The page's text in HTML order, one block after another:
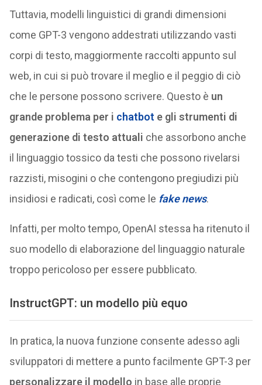
Tuttavia, modelli linguistici di grandi dimensioni
come GPT-3 vengono addestrati utilizzando vasti
corpi di testo, maggiormente raccolti appunto sul
web, in cui si può trovare il meglio e il peggio di ciò
che le persone possono scrivere. Questo è un
grande problema per i chatbot e gli strumenti di
generazione di testo attuali che assorbono anche
il linguaggio tossico da testi che possono rivelarsi
razzisti, misogini o che contengono pregiudizi più
insidiosi e radicati, così come le fake news.
Infatti, per molto tempo, OpenAI stessa ha ritenuto il
suo modello di elaborazione del linguaggio naturale
troppo pericoloso per essere pubblicato.
InstructGPT: un modello più equo
In pratica, la nuova funzione consente adesso agli
sviluppatori di mettere a punto facilmente GPT-3 per
personalizzare il modello in base alle proprie